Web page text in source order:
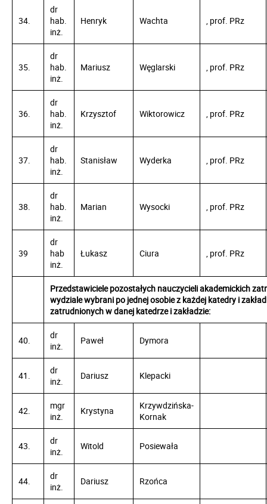
34.
dr
hab.
inż.
Henryk Wachta , prof. PRz
35.
dr
hab.
inż.
Mariusz Węglarski , prof. PRz
36.
dr
hab.
inż.
Krzysztof Wiktorowicz , prof. PRz
37.
dr
hab.
inż.
Stanisław Wyderka , prof. PRz
38.
dr
hab.
inż.
Marian Wysocki , prof. PRz
39
dr
hab
inż.
Łukasz Ciura , prof. PRz
Przedstawiciele pozostałych nauczycieli akademickich
wydziale wybrani po jednej osobie z każdej katedry i
zatrudnionych w danej katedrze i zakładzie:
40.
dr
inż.
Paweł Dymora
41.
dr
inż.
Dariusz Klepacki
42.
mgr
inż.
Krystyna
Krzywdzińska-
Kornak
43.
dr
inż.
Witold Posiewała
44.
dr
inż.
Dariusz Rzońca